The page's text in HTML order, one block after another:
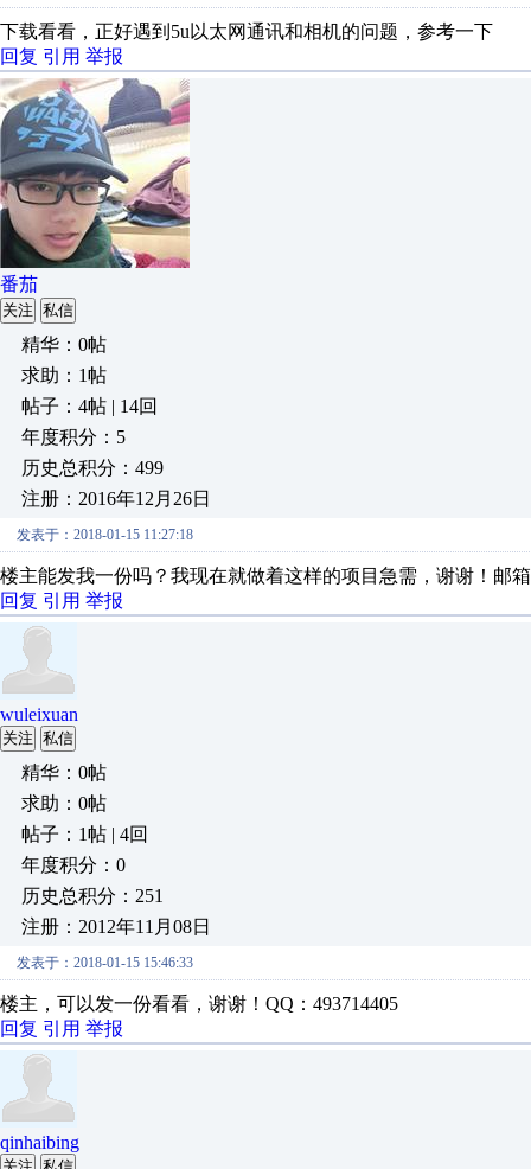
下载看看，正好遇到5u以太网通讯和相机的问题，参考一下
回复 引用 举报
番茄
关注 私信
精华：0帖
求助：1帖
帖子：4帖 | 14回
年度积分：5
历史总积分：499
注册：2016年12月26日
发表于：2018-01-15 11:27:18
楼主能发我一份吗？我现在就做着这样的项目急需，谢谢！邮箱
回复 引用 举报
wuleixuan
关注 私信
精华：0帖
求助：0帖
帖子：1帖 | 4回
年度积分：0
历史总积分：251
注册：2012年11月08日
发表于：2018-01-15 15:46:33
楼主，可以发一份看看，谢谢！QQ：493714405
回复 引用 举报
qinhaibing